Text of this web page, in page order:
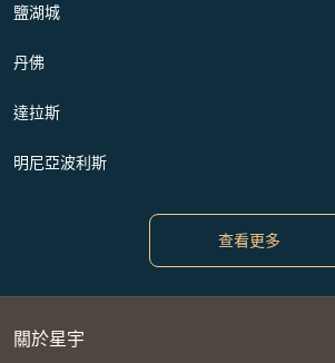
鹽湖城
丹佛
達拉斯
明尼亞波利斯
查看更多
關於星宇